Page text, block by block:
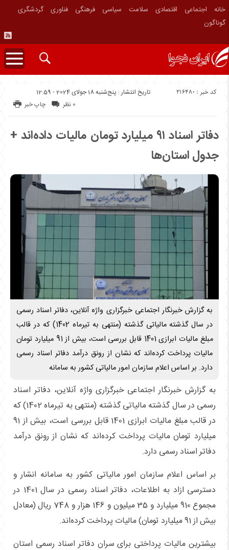
خانه اجتماعی اقتصادی سلامت سیاسی فرهنگی فناوری
گردشگری
گوناگون
تاریخ انتشار : پنج‌شنبه 18 جولای 2024 - 12:59 کد خبر : 216480
چاپ خبر 0 نظر
دفاتر اسناد ۹۱ میلیارد تومان مالیات داده‌اند +
جدول استان‌ها
به گزارش خبرنگار اجتماعی خبرگزاری واژه آنلاین، دفاتر اسناد رسمی
در سال گذشته مالیاتی گذشته (منتهی به تیرماه 1402) که در قالب
مبلغ مالیات ابرازی 1401 قابل بررسی است، بیش از 91 میلیارد تومان
مالیات پرداخت کرده‌اند که نشان از رونق درآمد دفاتر اسناد رسمی
دارد. بر اساس اعلام سازمان امور مالیاتی کشور به سامانه
به گزارش خبرنگار اجتماعی خبرگزاری واژه آنلاین، دفاتر اسناد
رسمی در سال گذشته مالیاتی گذشته (منتهی به تیرماه 1402) که
در قالب مبلغ مالیات ابرازی 1401 قابل بررسی است، بیش از 91
میلیارد تومان مالیات پرداخت کرده‌اند که نشان از رونق درآمد
دفاتر اسناد رسمی دارد.
بر اساس اعلام سازمان امور مالیاتی کشور به سامانه انشار و
دسترسی ازاد به اطلاعات، دفاتر اسناد رسمی در سال 1401 در
مجموع 910 میلیارد و 35 میلیون و 146 هزار و 748 ریال (معادل
بیش از 91 میلیارد تومان) مالیات پرداخت کرده‌اند.
بیشترین مالیات پرداختی برای سران دفاتر اسناد رسمی استان